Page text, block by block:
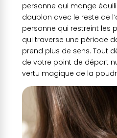
personne qui mange
doublon avec le reste de
personne qui restreint les
qui traverse une période
prend plus de sens. Tout
de votre point de départ
vertu magique de la